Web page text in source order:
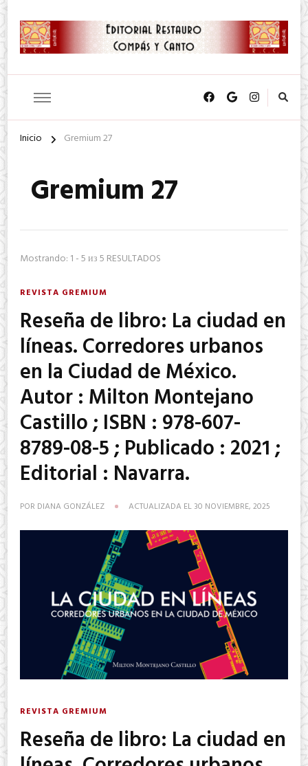
Inicio Gremium 27
Gremium 27
Mostrando: 1 - 5 из 5 RESULTADOS
REVISTA GREMIUM
Reseña de libro: La ciudad en
líneas. Corredores urbanos
en la Ciudad de México.
Autor : Milton Montejano
Castillo ; ISBN : 978-607-
8789-08-5 ; Publicado : 2021 ;
Editorial : Navarra.
POR DIANA GONZÁLEZ ACTUALIZADA EL 30 NOVIEMBRE, 2025
REVISTA GREMIUM
Reseña de libro: La ciudad en